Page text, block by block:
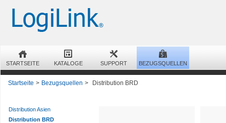
STARTSEITE KATALOGE SUPPORT BEZUGSQUELLEN
Startseite > Bezugsquellen > Distribution BRD
Distribution Asien
Distribution BRD